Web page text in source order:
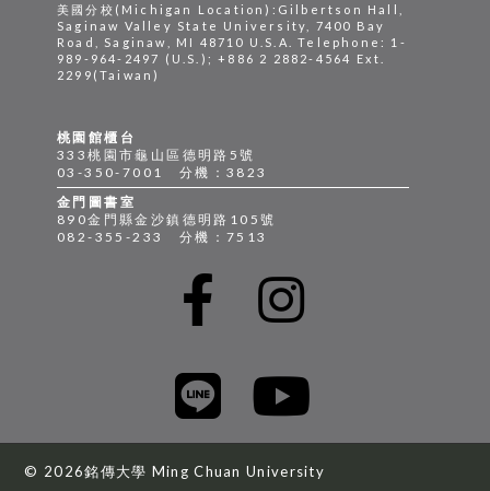
桃園館櫃台
333桃園市龜山區德明路5號
03-350-7001 分機：3823
金門圖書室
890金門縣金沙鎮德明路105號
082-355-233 分機：7513
美國分校(Michigan Location):Gilbertson Hall,
Saginaw Valley State University, 7400 Bay
Road, Saginaw, MI 48710 U.S.A. Telephone: 1-
989-964-2497 (U.S.); +886 2 2882-4564 Ext.
2299(Taiwan)
© 2026銘傳大學 Ming Chuan University